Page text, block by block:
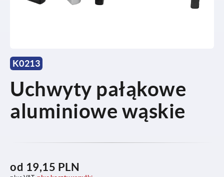
K0213
Uchwyty pałąkowe
aluminiowe wąskie
od 19,15 PLN